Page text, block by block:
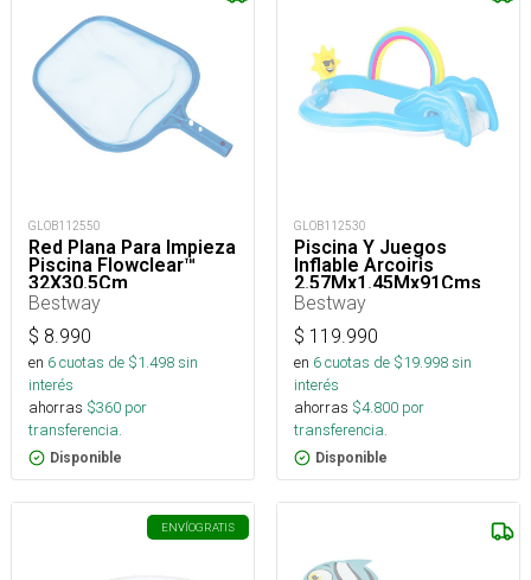
GLOB112550
Red Plana Para Impieza
Piscina Flowclear™
32X30.5Cm
Bestway
$ 8.990
en 6cuotas de $1.498sin
interés
ahorras $360 por
transferencia.
Disponible
GLOB112530
Piscina Y Juegos
Inflable Arcoiris
2.57Mx1.45Mx91Cms
Bestway
$ 119.990
en 6cuotas de $19.998sin
interés
ahorras $4.800 por
transferencia.
Disponible
ENVÍOGRATIS